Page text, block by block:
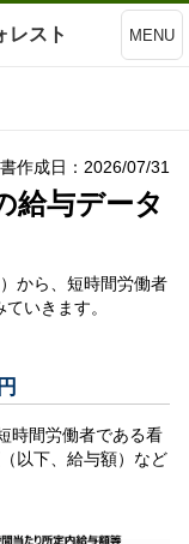
レスト MENU
作成日：2026/07/31
給与データ
から、短時間労働者
いきます。
時間労働者である看
以下、給与額）など